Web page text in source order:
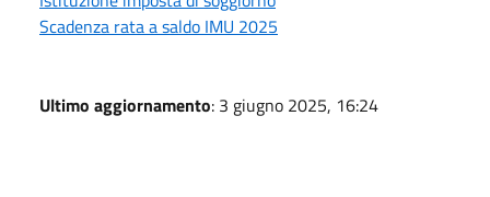
Scadenza rata a saldo IMU 2025
Ultimo aggiornamento: 3 giugno 2025, 16:24